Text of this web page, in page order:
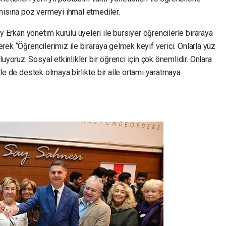
poz vermeyi ihmal etmediler.
Erkan yönetim kurulu üyeleri ile bursiyer öğrencilerle biraraya
“Öğrencilerimiz ile biraraya gelmek keyif verici. Onlarla yüz
Sosyal etkinlikler bir öğrenci için çok önemlidir. Onlara
de destek olmaya birlikte bir aile ortamı yaratmaya